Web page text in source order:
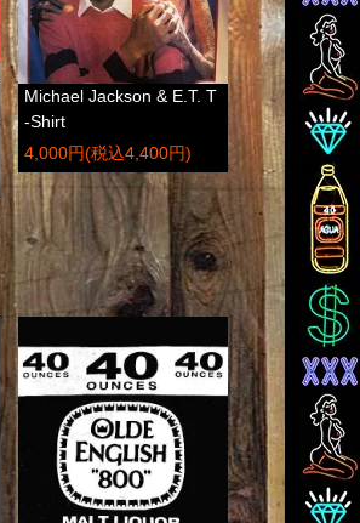
Michael Jackson & E.T. T
-Shirt
4,000円(税込4,400円)